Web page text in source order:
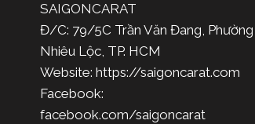
SAIGONCARAT
Đ/C: 79/5C Trần Văn Đang, Phường
Nhiêu Lộc, TP. HCM
Website: https://saigoncarat.com
Facebook:
facebook.com/saigoncarat